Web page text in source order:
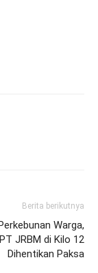
Berita berikutnya
Warga,
JRBM di Kilo 12
Dihentikan Paksa